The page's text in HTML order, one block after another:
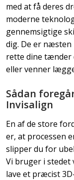
med at få deres
moderne
gennemsigtige
dig. De er næsten
rette dine tænder
eller venner
Sådan
Invisalign
​En af de store
er, at processen
slipper du for
Vi bruger i stedet
lave et præcist